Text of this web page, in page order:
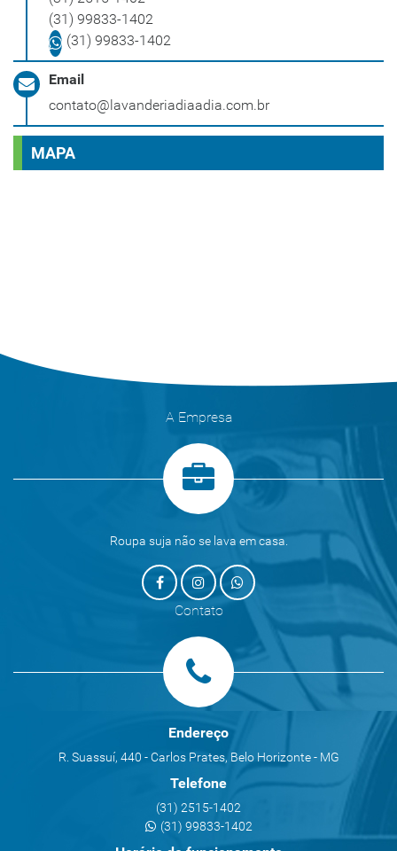
(31) 99833-1402
(31) 99833-1402
Email
contato@lavanderiadiaadia.com.br
MAPA
A Empresa
Roupa suja não se lava em casa.
Contato
Endereço
R. Suassuí, 440 - Carlos Prates, Belo Horizonte - MG
Telefone
(31) 2515-1402
(31) 99833-1402